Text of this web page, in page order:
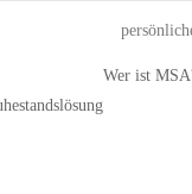
Wer ist